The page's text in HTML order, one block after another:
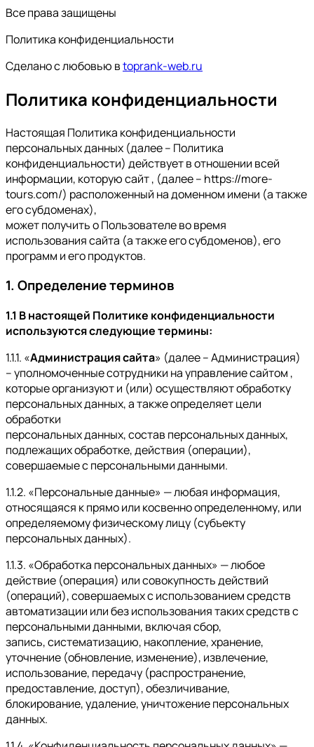
Все права защищены
Политика конфиденциальности
Сделано с любовью вtoprank-web.ru
Политика конфиденциальности
Настоящая Политика конфиденциальности
персональных данных (далее – Политика
конфиденциальности) действует в отношении всей
информации, которую сайт , (далее – https://more-
tours.com/) расположенный на доменном имени (а также
его субдоменах),
может получить о Пользователе во время
использования сайта (а также его субдоменов), его
программ и его продуктов.
1. Определение терминов
1.1 В настоящей Политике конфиденциальности
используются следующие термины:
1.1.1. «Администрация сайта» (далее – Администрация)
– уполномоченные сотрудники на управление сайтом ,
которые организуют и (или) осуществляют обработку
персональных данных, а также определяет цели
обработки
персональных данных, состав персональных данных,
подлежащих обработке, действия (операции),
совершаемые с персональными данными.
1.1.2. «Персональные данные» — любая информация,
относящаяся к прямо или косвенно определенному, или
определяемому физическому лицу (субъекту
персональных данных).
1.1.3. «Обработка персональных данных» — любое
действие (операция) или совокупность действий
(операций), совершаемых с использованием средств
автоматизации или без использования таких средств с
персональными данными, включая сбор,
запись, систематизацию, накопление, хранение,
уточнение (обновление, изменение), извлечение,
использование, передачу (распространение,
предоставление, доступ), обезличивание,
блокирование, удаление, уничтожение персональных
данных.